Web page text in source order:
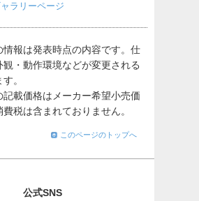
ラリーページ
情報は発表時点の内容です。仕
観・動作環境などが変更される
。
記載価格はメーカー希望小売価
税は含まれておりません。
このページのトップへ
公式SNS